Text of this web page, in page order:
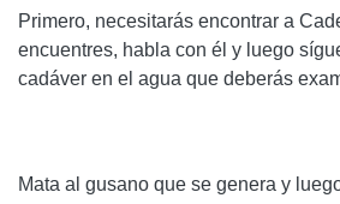
Primero, necesitarás encontrar a
encuentres, habla con él y luego
cadáver en el agua que deberás
Mata al gusano que se genera y